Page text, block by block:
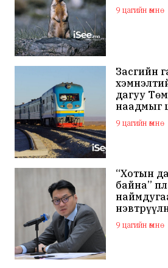
9 цагийн өмнө
Засгийн
дагуу
наадмыг
9 цагийн өмнө
“Хотын
байна”
9 цагийн өмнө